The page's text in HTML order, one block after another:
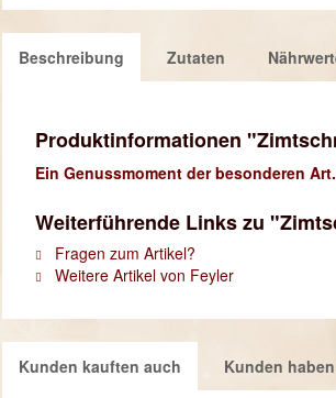
Beschreibung Zutaten
Produktinformationen
Ein Genussmoment der besonderen
Weiterführende Links zu
Fragen zum Artikel?
Weitere Artikel von Feyler
Kunden kauften auch Kunden